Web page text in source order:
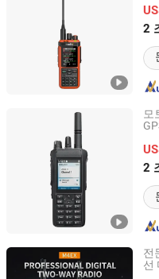
2
Fujian, China
모
2
Quanzhou Jinfa Trading
Fujian, China
전
선
Xiamen Aisite